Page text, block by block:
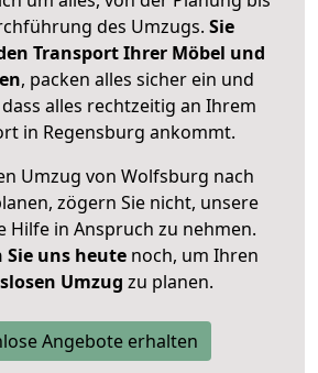
des Umzugs. Sie
Transport Ihrer Möbel und
, packen alles sicher ein und
alles rechtzeitig an Ihrem
in Regensburg ankommt.
Umzug von Wolfsburg nach
zögern Sie nicht, unsere
Hilfe in Anspruch zu nehmen.
uns heutenoch, um Ihren
Umzug zu planen.
Angebote erhalten